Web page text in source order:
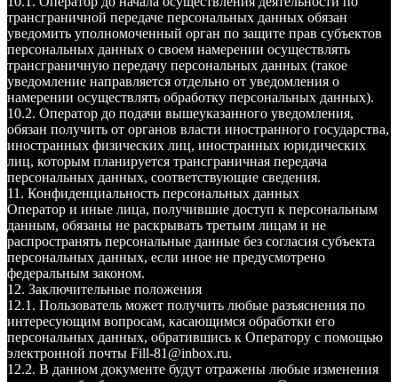
трансграничной передаче персональных данных обязан
уведомить уполномоченный орган по защите прав субъектов
персональных данных о своем намерении осуществлять
трансграничную передачу персональных данных (такое
уведомление направляется отдельно от уведомления о
намерении осуществлять обработку персональных данных).
10.2. Оператор до подачи вышеуказанного уведомления,
обязан получить от органов власти иностранного государства,
иностранных физических лиц, иностранных юридических
лиц, которым планируется трансграничная передача
персональных данных, соответствующие сведения.
11. Конфиденциальность персональных данных
Оператор и иные лица, получившие доступ к персональным
данным, обязаны не раскрывать третьим лицам и не
распространять персональные данные без согласия субъекта
персональных данных, если иное не предусмотрено
федеральным законом.
12. Заключительные положения
12.1. Пользователь может получить любые разъяснения по
интересующим вопросам, касающимся обработки его
персональных данных, обратившись к Оператору с помощью
электронной почты Fill-81@inbox.ru.
12.2. В данном документе будут отражены любые изменения